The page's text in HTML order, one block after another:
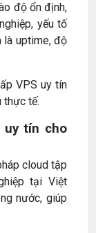
độ ổn định,
yếu tố
là uptime, độ
VPS uy tín
thực tế.
uy tín cho
cloud tập
tại Việt
nước, giúp